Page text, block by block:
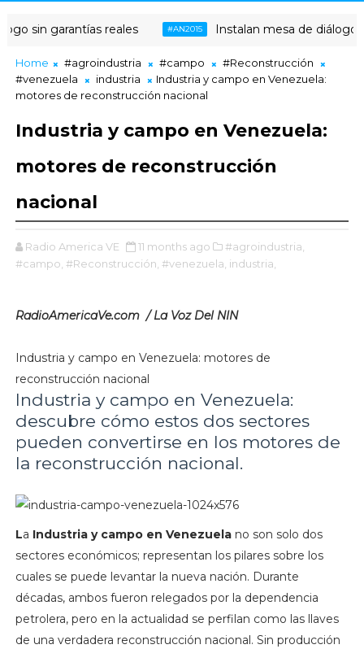
sin garantías reales #AN2015 Instalan mesa de diálogo
Home #agroindustria #campo
#Reconstrucción
#venezuela
industria
Industria y campo en Venezuela:
motores de reconstrucción nacional
Industria y campo en Venezuela:
motores de reconstrucción
nacional
Radio America VE 11 months ago
#agroindustria,
#campo, #Reconstrucción, #venezuela, industria,
RadioAmericaVe.com / La Voz Del NIN
Industria y campo en Venezuela: motores de
reconstrucción nacional
Industria y campo en Venezuela:
descubre cómo estos dos sectores
pueden convertirse en los motores de
la reconstrucción nacional.
La Industria y campo en Venezuelano son solo dos
sectores económicos; representan los pilares sobre los
cuales se puede levantar la nueva nación. Durante
décadas, ambos fueron relegados por la dependencia
petrolera, pero en la actualidad se perfilan como las llaves
de una verdadera reconstrucción nacional. Sin producción